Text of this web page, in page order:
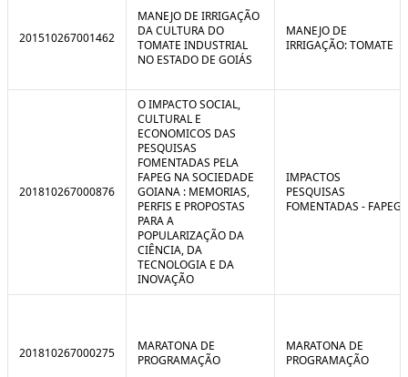
201510267001462
MANEJO DE IRRIGAÇÃO
DA CULTURA DO
TOMATE INDUSTRIAL
NO ESTADO DE GOIÁS
MANEJO DE
IRRIGAÇÃO: TOMATE
201810267000876
O IMPACTO SOCIAL,
CULTURAL E
ECONOMICOS DAS
PESQUISAS
FOMENTADAS PELA
FAPEG NA SOCIEDADE
GOIANA : MEMORIAS,
PERFIS E PROPOSTAS
PARA A
POPULARIZAÇÃO DA
CIÊNCIA, DA
TECNOLOGIA E DA
INOVAÇÃO
IMPACTOS
PESQUISAS
FOMENTADAS - FAPEG
201810267000275
MARATONA DE
PROGRAMAÇÃO
MARATONA DE
PROGRAMAÇÃO